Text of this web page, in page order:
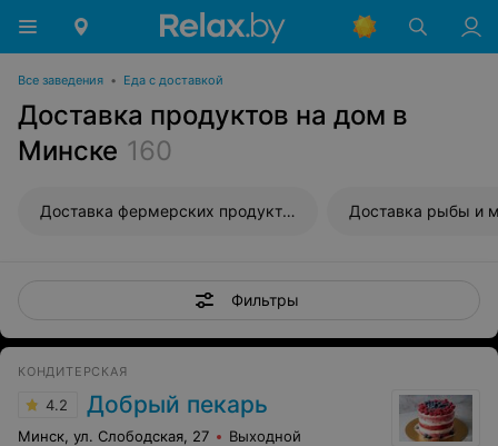
Все заведения • Еда с доставкой
Доставка продуктов на дом в
Минске 160
Доставка фермерских продуктов
Фильтры
КОНДИТЕРСКАЯ
4.2 Добрый пекарь
Минск, ул. Слободская, 27 Выходной